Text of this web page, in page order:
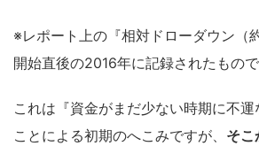
※レポート上の『相対ドローダウン（
開始直後の2016年に記録されたもので
これは『資金がまだ少ない時期に不運
ことによる初期のへこみですが、 そこ